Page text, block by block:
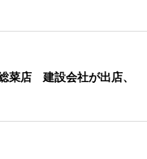
菜店 建設会社が出店、